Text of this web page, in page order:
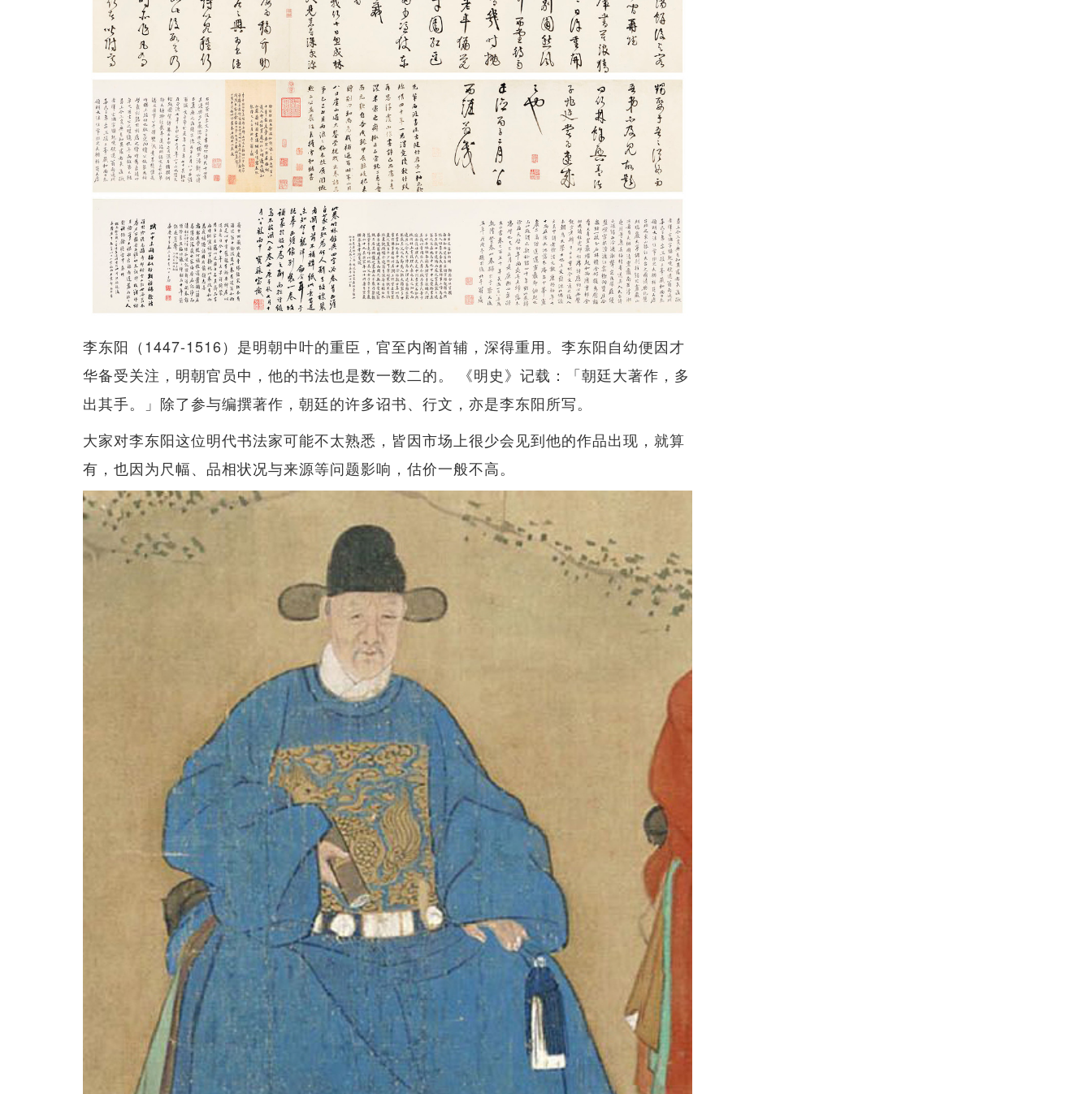
李东阳（1447-1516）是明朝中叶的重臣，官至内阁首辅，深得重用。李东阳自幼便因才
华备受关注，明朝官员中，他的书法也是数一数二的。 《明史》记载：「朝廷大著作，多
出其手。」除了参与编撰著作，朝廷的许多诏书、行文，亦是李东阳所写。
大家对李东阳这位明代书法家可能不太熟悉，皆因市场上很少会见到他的作品出现，就算
有，也因为尺幅、品相状况与来源等问题影响，估价一般不高。